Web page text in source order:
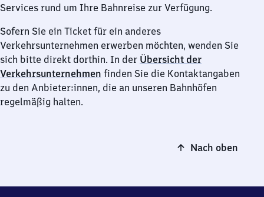
Services rund um Ihre Bahnreise zur Verfügung.
Sofern Sie ein Ticket für ein anderes
Verkehrsunternehmen erwerben möchten, wenden Sie
sich bitte direkt dorthin. In der Übersicht der
Verkehrsunternehmen finden Sie die Kontaktangaben
zu den Anbieter:innen, die an unseren Bahnhöfen
regelmäßig halten.
Nach oben